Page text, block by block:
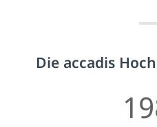
Die accadis